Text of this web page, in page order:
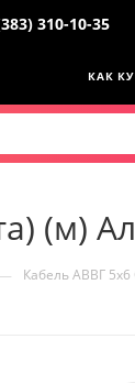
310-10-35
КАК
(м)
Кабель АВВГ